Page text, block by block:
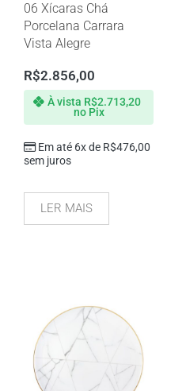
06 Xícaras Chá
Porcelana Carrara
Vista Alegre
R$2.856,00
Em até 6x de R$476,00
sem juros
À vista R$2.713,20
no Pix
LER MAIS